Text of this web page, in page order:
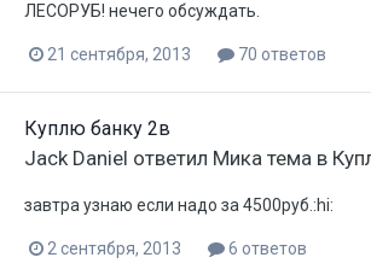
ЛЕСОРУБ! нечего обсуждать.
21 сентября, 2013 70 ответов
Куплю банку 2в
Jack Daniel ответил Мика тема в
завтра узнаю если надо за 4500руб.:hi:
2 сентября, 2013 6 ответов